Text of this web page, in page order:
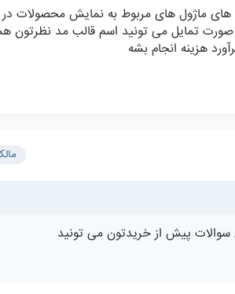
های ماژول های مربوط به نمایش محصولات
تمایل می تونید اسم قالب مد نظرتون
هزینه انجام بشه
پیش از خریدتون می تونید